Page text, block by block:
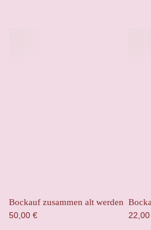
Bockauf zusammen alt werden
50,00 €
22,00